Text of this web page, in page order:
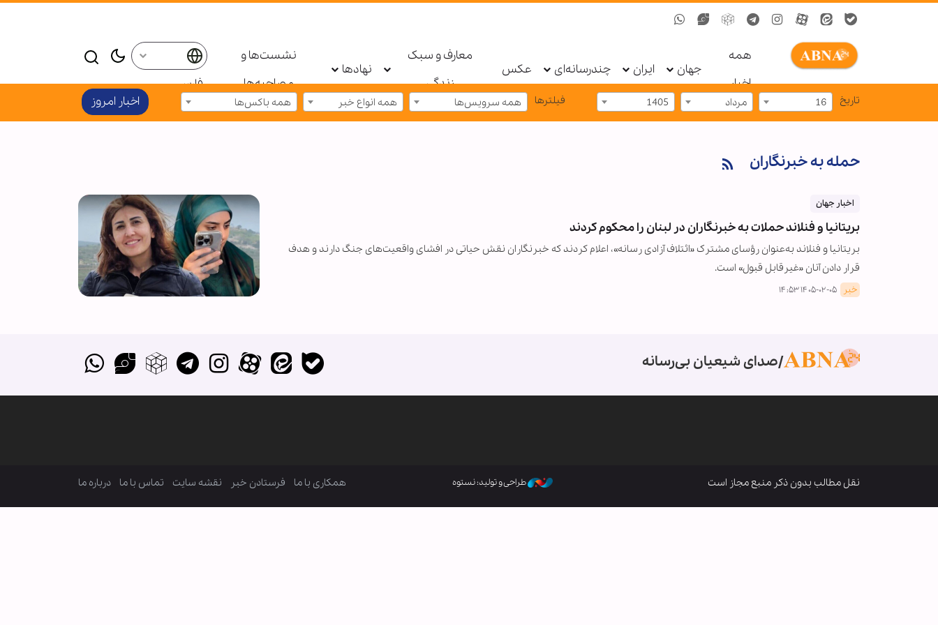
همه
اخبار
جهان ایران چندرسانه‌ای عکس
معارف و سبک
زندگی
نهادها
نشست‌ها و
مصاحبه‌ها
فارسی
تاریخ 16 مرداد 1405 فیلترها همه سرویس‌ها همه انواع خبر همه باکس‌ها اخبار امروز
حمله به خبرنگاران
اخبار جهان
بریتانیا و فنلاند حملات به خبرنگاران در لبنان را محکوم کردند
بریتانیا و فنلاند به‌عنوان رؤسای مشترک «ائتلاف آزادی رسانه»، اعلام کردند که خبرنگاران نقش حیاتی در افشای واقعیت‌های جنگ دارند و هدف
قرار دادن آنان «غیرقابل قبول» است.
خبر ۱۴۰۵-۰۲-۰۵ ۱۴:۵۳
صدای شیعیان بی‌رسانه
نقل مطالب بدون ذکر منبع مجاز است طراحی و تولید: نستوه همکاری با ما فرستادن خبر نقشه سایت تماس با ما درباره ما